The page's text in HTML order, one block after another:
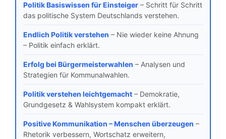
Politik Basiswissen für Einsteiger– Schritt für Schritt
das politische System Deutschlands verstehen.
Endlich Politik verstehen – Nie wieder keine Ahnung
– Politik einfach erklärt.
Erfolg bei Bürgermeisterwahlen – Analysen und
Strategien für Kommunalwahlen.
Politik verstehen leichtgemacht– Demokratie,
Grundgesetz & Wahlsystem kompakt erklärt.
Positive Kommunikation – Menschen überzeugen –
Rhetorik verbessern, Wortschatz erweitern,